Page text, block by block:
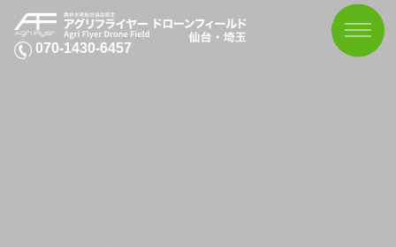
070-1430-6457